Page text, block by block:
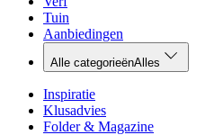
Tuin
Aanbiedingen
Alle categorieënAlles
Inspiratie
Klusadvies
Folder & Magazine